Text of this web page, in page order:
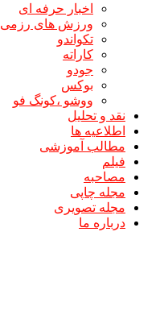
اخبار حرفه ای
ورزش های رزمی
تکواندو
کاراته
جودو
بوکس
ووشو ،کونگ فو
نقد و تحلیل
اطلاعیه ها
مطالب آموزشی
فیلم
مصاحبه
مجله چاپی
مجله تصویری
درباره ما